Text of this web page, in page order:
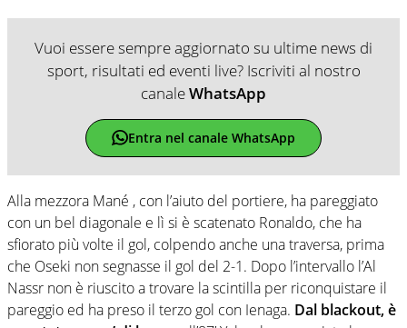
Vuoi essere sempre aggiornato su ultime news di
sport, risultati ed eventi live? Iscriviti al nostro
canaleWhatsApp
Entra nel canale WhatsApp
Alla mezzora Mané , con l’aiuto del portiere, ha pareggiato
con un bel diagonale e lì si è scatenato Ronaldo, che ha
sfiorato più volte il gol, colpendo anche una traversa, prima
che Oseki non segnasse il gol del 2-1. Dopo l’intervallo l’Al
Nassr non è riuscito a trovare la scintilla per riconquistare il
pareggio ed ha preso il terzo gol con Ienaga. Dal blackout, è